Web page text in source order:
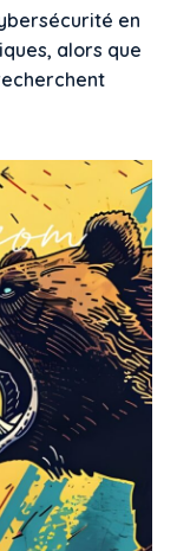
en
alors que